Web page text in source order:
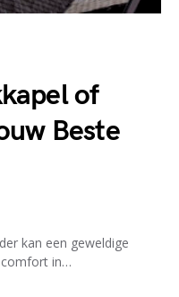
of
Beste
kan een geweldige
in…